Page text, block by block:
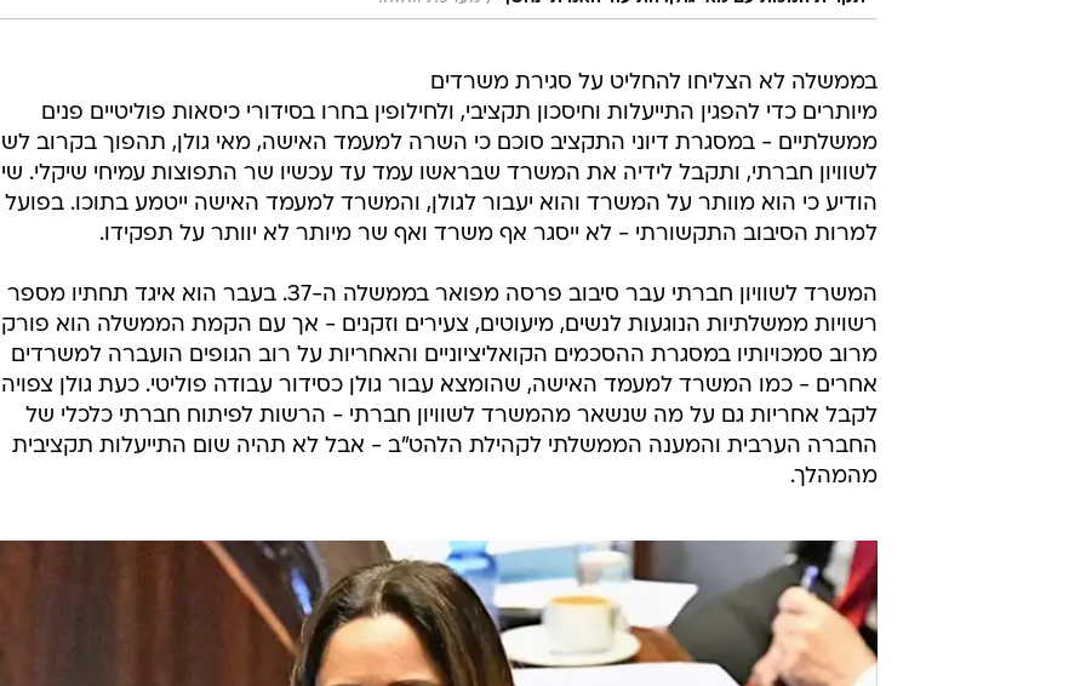
בממשלה לא הצליחו להחליט על סגירת משרדים
מיותרים כדי להפגין התייעלות וחיסכון תקציבי, ולחילופין בחרו בסידורי כיסאות פוליטיים פנים
ממשלתיים - במסגרת דיוני התקציב סוכם כי השרה למעמד האישה, מאי גולן, תהפוך בקרוב
לשוויון חברתי, ותקבל לידיה את המשרד שבראשו עמד עד עכשיו שר התפוצות עמיחי שיקלי.
הודיע כי הוא מוותר על המשרד והוא יעבור לגולן, והמשרד למעמד האישה ייטמע בתוכו.
למרות הסיבוב התקשורתי - לא ייסגר אף משרד ואף שר מיותר לא יוותר על תפקידו.
המשרד לשוויון חברתי עבר סיבוב פרסה מפואר בממשלה ה-37. בעבר הוא איגד תחתיו מספר
רשויות ממשלתיות הנוגעות לנשים, מיעוטים, צעירים וזקנים - אך עם הקמת הממשלה הוא פורק
מרוב סמכויותיו במסגרת ההסכמים הקואליציוניים והאחריות על רוב הגופים הועברה למשרדים
אחרים - כמו המשרד למעמד האישה, שהומצא עבור גולן כסידור עבודה פוליטי. כעת גולן צפויה
לקבל אחריות גם על מה שנשאר מהמשרד לשוויון חברתי - הרשות לפיתוח חברתי כלכלי של
החברה הערבית והמענה הממשלתי לקהילת הלהט"ב - אבל לא תהיה שום התייעלות תקציבית
מהמהלך.